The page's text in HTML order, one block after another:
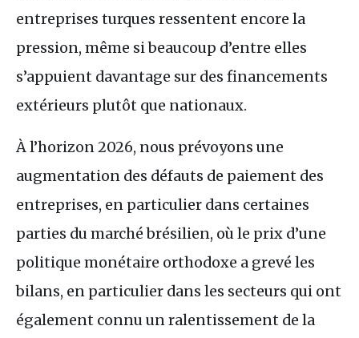
entreprises turques ressentent encore la
pression, même si beaucoup d’entre elles
s’appuient davantage sur des financements
extérieurs plutôt que nationaux.
À l’horizon 2026, nous prévoyons une
augmentation des défauts de paiement des
entreprises, en particulier dans certaines
parties du marché brésilien, où le prix d’une
politique monétaire orthodoxe a grevé les
bilans, en particulier dans les secteurs qui ont
également connu un ralentissement de la